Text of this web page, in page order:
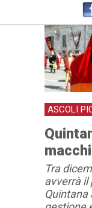
ASCOLI
Tra
avverrà il
Quintana